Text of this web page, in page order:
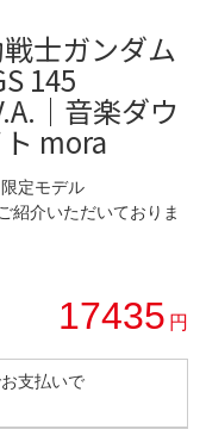
士ガンダム
145
｜音楽ダウ
mora
定モデル
紹介いただいておりま
17435 円
支払いで